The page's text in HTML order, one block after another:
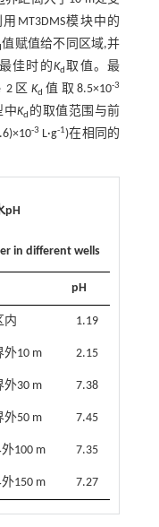
MT3DMS模块中的
值赋值给不同区域,并
佳时的Kd取值。最
2区 Kd 值取8.5×10-3
中Kd 的取值范围与前
-3 L·g-1)在相同的
pH
in different wells
pH
内 1.19
外10 m 2.15
外30 m 7.38
外50 m 7.45
100 m 7.35
150 m 7.27